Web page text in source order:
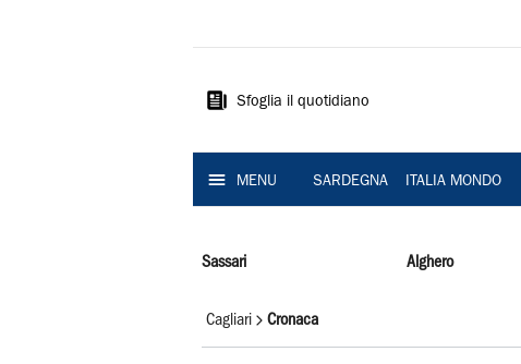
Sardegna
Sfoglia il quotidiano
MENU SARDEGNA ITALIA MONDO
Sassari Alghero
Cagliari Cronaca